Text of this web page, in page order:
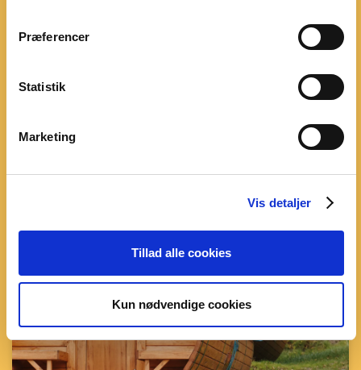
Præferencer
Statistik
Marketing
Vis detaljer
Tillad alle cookies
Kun nødvendige cookies
Dino Camping
stort fortelt med fuldtudstyret køkken og opholdsrum....